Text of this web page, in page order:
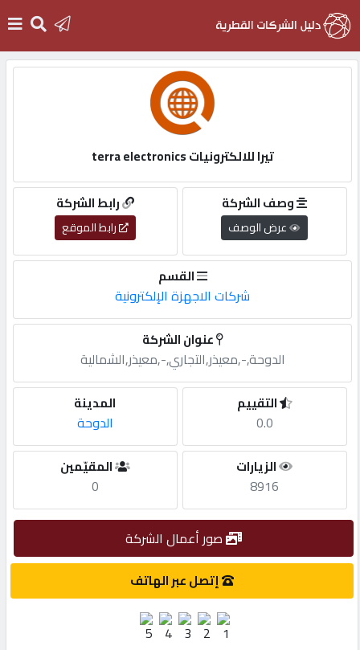
التسجيل
English
أضف
مطلوب
طلب
الاحصائيات
تيرا للالكترونيات terra electronics
رابط الشركة
رابط الموقع
وصف الشركة
عرض الوصف
القسم
شركات الاجهزة الإلكترونية
عنوان الشركة
الدوحة,-,معيذر,التجاري,-,معيذر,الشمالية
المدينة
الدوحة
التقييم
0.0
المقيّمين
0
الزيارات
8916
صور أعمال الشركة
إتصل عبر الهاتف